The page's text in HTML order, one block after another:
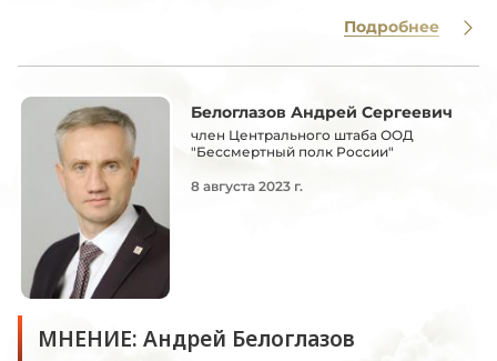
Подробнее
МНЕНИЕ: Андрей Белоглазов
Белоглазов Андрей Сергеевич
член Центрального штаба ООД
"Бессмертный полк России"
8 августа 2023 г.